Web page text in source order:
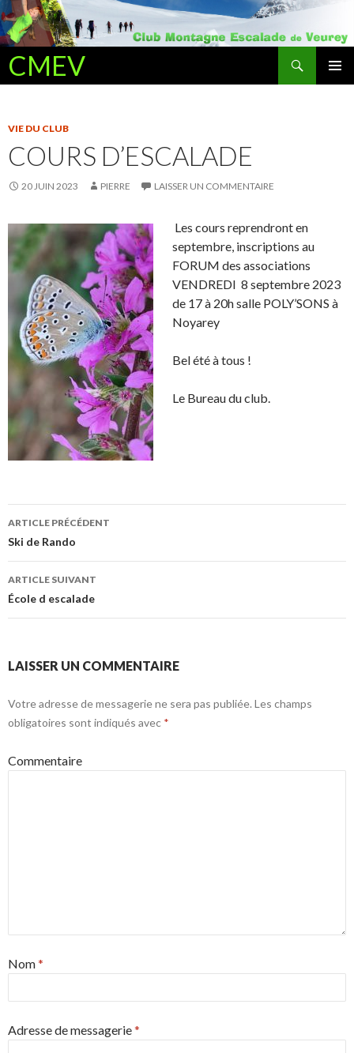
CMEV
Recherche
ALLER AU CONTENU PRINCIPAL
VIE DU CLUB
COURS D’ESCALADE
20 JUIN 2023 PIERRE LAISSER UN COMMENTAIRE
Les cours reprendront en
septembre, inscriptions au
FORUM des associations
VENDREDI 8 septembre 2023
de 17 à 20h salle POLY’SONS à
Noyarey
Bel été à tous !
Le Bureau du club.
Navigation de l’article
ARTICLE PRÉCÉDENT
Ski de Rando
ARTICLE SUIVANT
École d escalade
LAISSER UN COMMENTAIRE
Votre adresse de messagerie ne sera pas publiée. Les champs
obligatoires sont indiqués avec *
Commentaire
Nom*
Adresse de messagerie*